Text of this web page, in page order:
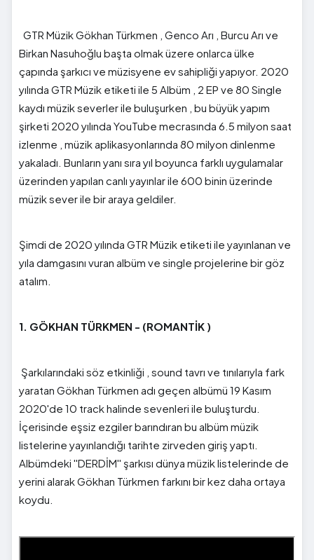
GTR Müzik Gökhan Türkmen , Genco Arı , Burcu Arı ve
Birkan Nasuhoğlu başta olmak üzere onlarca ülke
çapında şarkıcı ve müzisyene ev sahipliği yapıyor. 2020
yılında GTR Müzik etiketi ile 5 Albüm , 2 EP ve 80 Single
kaydı müzik severler ile buluşurken , bu büyük yapım
şirketi 2020 yılında YouTube mecrasında 6.5 milyon saat
izlenme , müzik aplikasyonlarında 80 milyon dinlenme
yakaladı. Bunların yanı sıra yıl boyunca farklı uygulamalar
üzerinden yapılan canlı yayınlar ile 600 binin üzerinde
müzik sever ile bir araya geldiler.
Şimdi de 2020 yılında GTR Müzik etiketi ile yayınlanan ve
yıla damgasını vuran albüm ve single projelerine bir göz
atalım.
1. GÖKHAN TÜRKMEN - (ROMANTİK )
Şarkılarındaki söz etkinliği , sound tavrı ve tınılarıyla fark
yaratan Gökhan Türkmen adı geçen albümü 19 Kasım
2020'de 10 track halinde sevenleri ile buluşturdu.
İçerisinde eşsiz ezgiler barındıran bu albüm müzik
listelerine yayınlandığı tarihte zirveden giriş yaptı.
Albümdeki ''DERDİM'' şarkısı dünya müzik listelerinde de
yerini alarak Gökhan Türkmen farkını bir kez daha ortaya
koydu.